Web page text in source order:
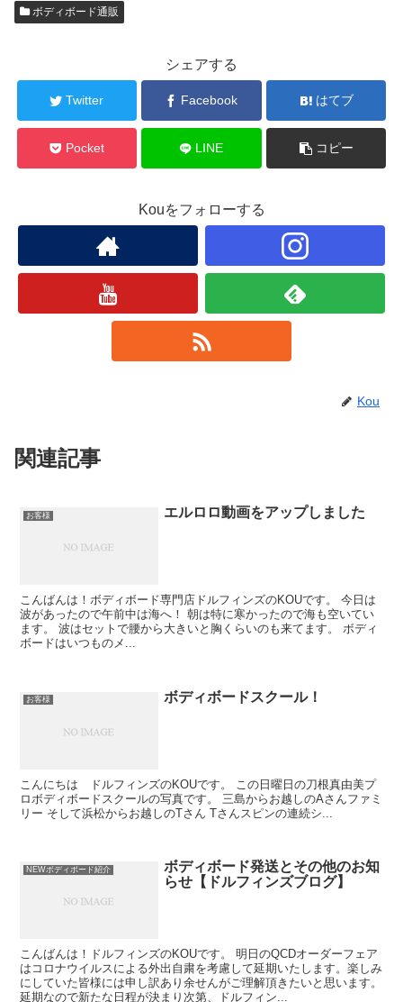
ボディボード通販
シェアする
Twitter Facebook はてブ
Pocket LINE コピー
Kouをフォローする
Kou
関連記事
お客様 エルロロ動画をアップしました
こんばんは！ボディボード専門店ドルフィンズのKOUです。 今日は
波があったので午前中は海へ！ 朝は特に寒かったので海も空いてい
ます。 波はセットで腰から大きいと胸くらいのも来てます。 ボディ
ボードはいつものメ...
お客様 ボディボードスクール！
こんにちは ドルフィンズのKOUです。 この日曜日の刀根真由美プ
ロボディボードスクールの写真です。 三島からお越しのAさんファミ
リー そして浜松からお越しのTさん Tさんスピンの連続シ...
NEWボディボード紹介
ボディボード発送とその他のお知
らせ【ドルフィンズブログ】
こんばんは！ドルフィンズのKOUです。 明日のQCDオーダーフェア
はコロナウイルスによる外出自粛を考慮して延期いたします。楽しみ
にしていた皆様には申し訳あり余せんがご理解頂きたいと思います。
延期なので新たな日程が決まり次第、ドルフィン...